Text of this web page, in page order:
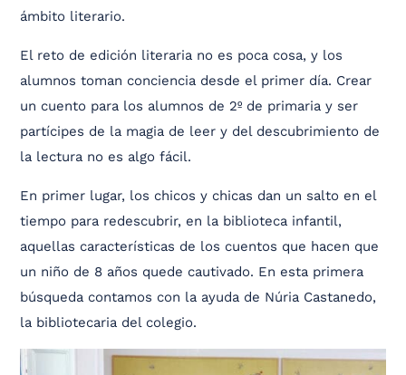
ámbito literario.
El reto de edición literaria no es poca cosa, y los
alumnos toman conciencia desde el primer día. Crear
un cuento para los alumnos de 2º de primaria y ser
partícipes de la magia de leer y del descubrimiento de
la lectura no es algo fácil.
En primer lugar, los chicos y chicas dan un salto en el
tiempo para redescubrir, en la biblioteca infantil,
aquellas características de los cuentos que hacen que
un niño de 8 años quede cautivado. En esta primera
búsqueda contamos con la ayuda de Núria Castanedo,
la bibliotecaria del colegio.